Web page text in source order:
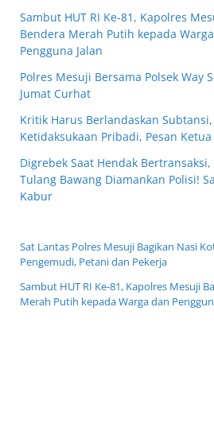
Sambut HUT RI Ke-81, Kapolres
Bendera Merah Putih kepada
Pengguna Jalan
Polres Mesuji Bersama Polsek Way
Jumat Curhat
Kritik Harus Berlandaskan
Ketidaksukaan Pribadi, Pesan
Digrebek Saat Hendak Bertransaksi,
Tulang Bawang Diamankan Polisi!
Kabur
Sat Lantas Polres Mesuji Bagikan Nasi
Pengemudi, Petani dan Pekerja
Sambut HUT RI Ke-81, Kapolres Mesuji
Merah Putih kepada Warga dan